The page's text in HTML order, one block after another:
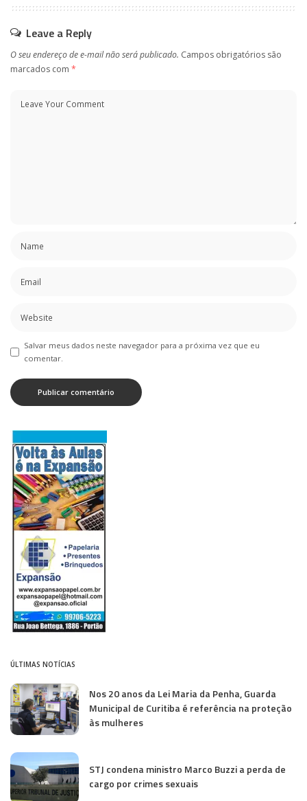
Leave a Reply
O seu endereço de e-mail não será publicado. Campos obrigatórios são
marcados com *
Salvar meus dados neste navegador para a próxima vez que eu
comentar.
ÚLTIMAS NOTÍCIAS
Nos 20 anos da Lei Maria da Penha, Guarda
Municipal de Curitiba é referência na proteção
às mulheres
STJ condena ministro Marco Buzzi a perda de
cargo por crimes sexuais